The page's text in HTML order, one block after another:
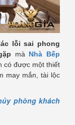
lỗi sai phong
mà Nhà Bếp
có được một thiết
may mắn, tài lộc
phòng khách